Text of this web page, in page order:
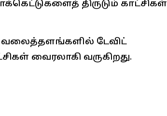
திருடும் காட்சிகள்
வலைத்தளங்களில் டேவிட்
வைரலாகி வருகிறது.